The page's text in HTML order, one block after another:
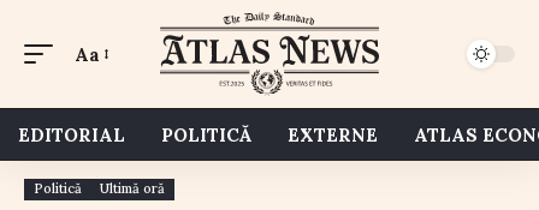
Aa
EDITORIAL POLITICĂ EXTERNE ATLAS
Politică Ultimă oră